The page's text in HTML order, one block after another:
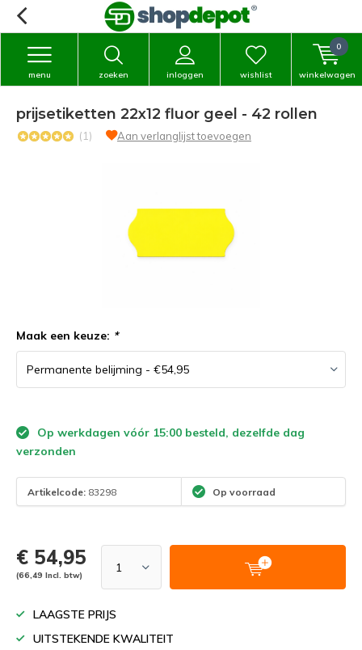
zoeken inloggen
menu wishlist winkelwagen
0
prijsetiketten 22x12 fluor geel - 42 rollen
(1) Aan verlanglijst toevoegen
Maak een keuze: *
Op werkdagen vóór 15:00 besteld, dezelfde dag
verzonden
Artikelcode: 83298 Op voorraad
€ 54,95
(66,49 Incl. btw)
LAAGSTE PRIJS
UITSTEKENDE KWALITEIT